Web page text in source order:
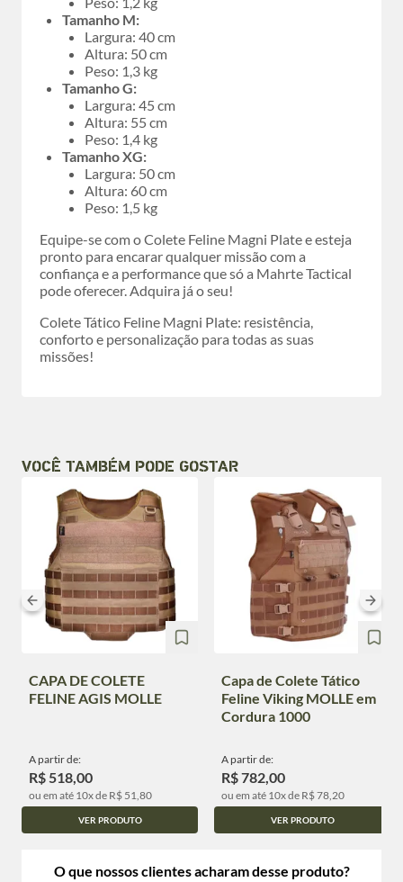
Tamanho M:
Largura: 40 cm
Altura: 50 cm
Peso: 1,3 kg
Tamanho G:
Largura: 45 cm
Altura: 55 cm
Peso: 1,4 kg
Tamanho XG:
Largura: 50 cm
Altura: 60 cm
Peso: 1,5 kg
Equipe-se com o Colete Feline Magni Plate e esteja
pronto para encarar qualquer missão com a
confiança e a performance que só a Mahrte Tactical
pode oferecer. Adquira já o seu!
Colete Tático Feline Magni Plate: resistência,
conforto e personalização para todas as suas
missões!
VOCÊ TAMBÉM PODE GOSTAR
CAPA DE COLETE
FELINE AGIS MOLLE
A partir de:
R$ 518,00
ou em até 10x de R$ 51,80
VER PRODUTO
Capa de Colete Tático
Feline Viking MOLLE em
Cordura 1000
A partir de:
R$ 782,00
ou em até 10x de R$ 78,20
VER PRODUTO
O que nossos clientes acharam desse produto?